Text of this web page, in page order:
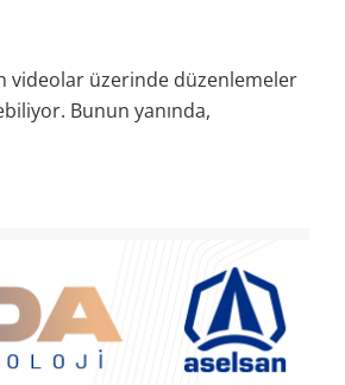
videolar üzerinde düzenlemeler
Bunun yanında,